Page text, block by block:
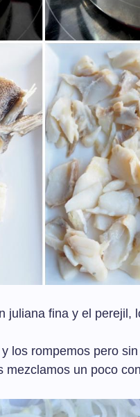
juliana fina y el perejil,
los rompemos pero
un poco